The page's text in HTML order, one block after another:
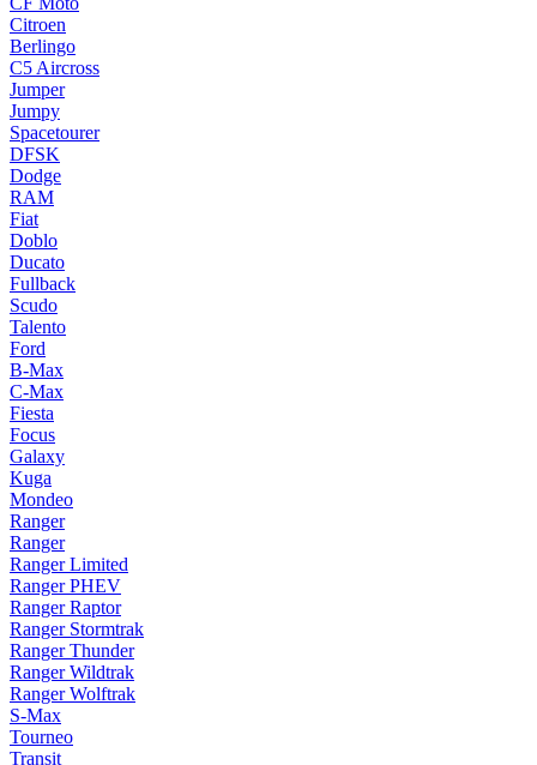
Citroen
Berlingo
C5 Aircross
Jumper
Jumpy
Spacetourer
DFSK
Dodge
RAM
Fiat
Doblo
Ducato
Fullback
Scudo
Talento
Ford
B-Max
C-Max
Fiesta
Focus
Galaxy
Kuga
Mondeo
Ranger
Ranger
Ranger Limited
Ranger PHEV
Ranger Raptor
Ranger Stormtrak
Ranger Thunder
Ranger Wildtrak
Ranger Wolftrak
S-Max
Tourneo
Transit